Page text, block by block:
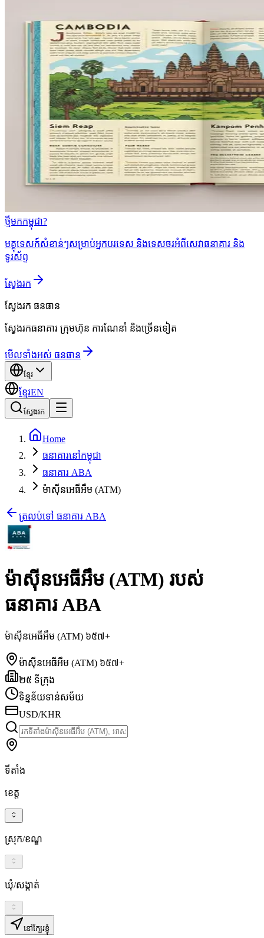
ថ្មីមកកម្ពុជា?
មគ្គុទេសក៍សំខាន់ៗសម្រាប់អ្នកបរទេស និងទេសចរអំពីសេវាធនាគារ និង
ទូរស័ព្ទ
ស្វែងរក
ស្វែងរក ធនធាន
ស្វែងរកធនាគារ ក្រុមហ៊ុន ការណែនាំ និងច្រើនទៀត
មើលទាំងអស់ ធនធាន
ខ្មែរ
ខ្មែរEN
ស្វែងរក
Home
ធនាគារនៅកម្ពុជា
ធនាគារ ABA
ម៉ាស៊ីនអេធីអឹម (ATM)
ត្រលប់ទៅ ធនាគារ ABA
ម៉ាស៊ីនអេធីអឹម (ATM) របស់
ធនាគារ ABA
ម៉ាស៊ីនអេធីអឹម (ATM) ៦៥៧+
ម៉ាស៊ីនអេធីអឹម (ATM) ៦៥៧+
២៥ ទីក្រុង
ទិន្នន័យទាន់សម័យ
USD/KHR
ទីតាំង
ខេត្ត
ស្រុក/ខណ្ឌ
ឃុំ/សង្កាត់
នៅក្បែរខ្ញុំ